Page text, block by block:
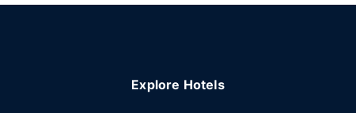
Explore Hotels